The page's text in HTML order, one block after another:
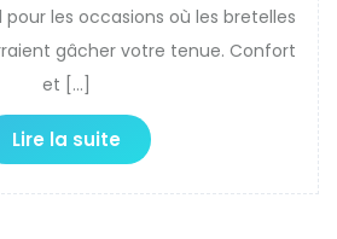
les occasions où les bretelles
gâcher votre tenue. Confort
et […]
Lire la suite